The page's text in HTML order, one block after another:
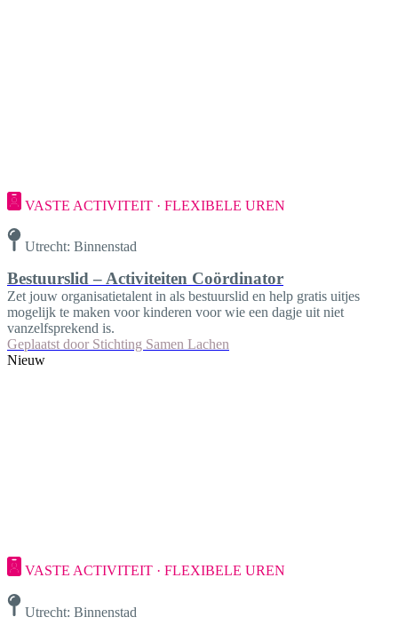
VASTE ACTIVITEIT · FLEXIBELE UREN
Utrecht: Binnenstad
Bestuurslid – Activiteiten Coördinator
Zet jouw organisatietalent in als bestuurslid en help gratis uitjes
mogelijk te maken voor kinderen voor wie een dagje uit niet
vanzelfsprekend is.
Geplaatst door Stichting Samen Lachen
Nieuw
VASTE ACTIVITEIT · FLEXIBELE UREN
Utrecht: Binnenstad